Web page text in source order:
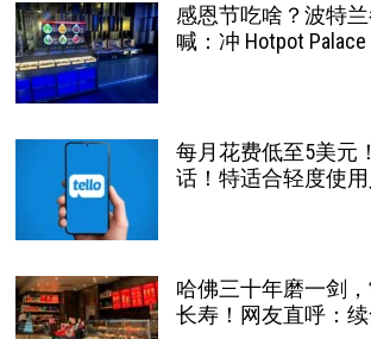
感恩节吃啥？波特
喊：冲 Hotpot Palace
每月花费低至5美元
话！特适合轻度使用
哈佛三十年磨一剑
长寿！网友直呼：续